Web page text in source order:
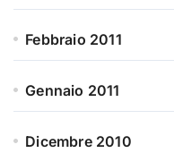
Febbraio 2011
Gennaio 2011
Dicembre 2010